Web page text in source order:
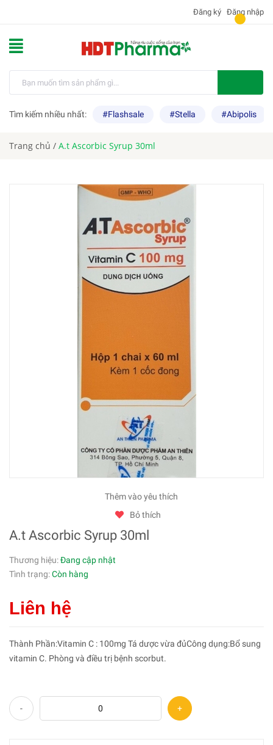
Đăng ký Đăng nhập
Tìm kiếm nhiều nhất: #Flashsale #Stella #Abipolis
Trang chủ / A.t Ascorbic Syrup 30ml
Thêm vào yêu thích
Bỏ thích
A.t Ascorbic Syrup 30ml
Thương hiệu:Đang cập nhật
Tình trạng:Còn hàng
Liên hệ
Thành Phần:Vitamin C : 100mg Tá dược vừa đủCông dụng:Bổ sung
vitamin C. Phòng và điều trị bệnh scorbut.
- +